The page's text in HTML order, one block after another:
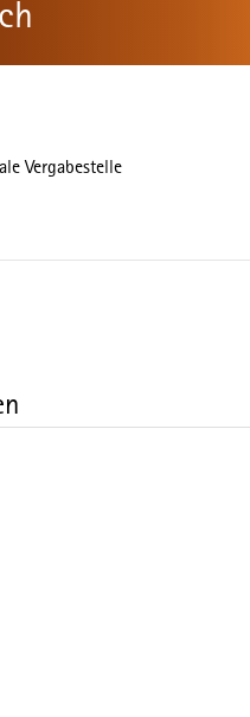
Vergabestelle